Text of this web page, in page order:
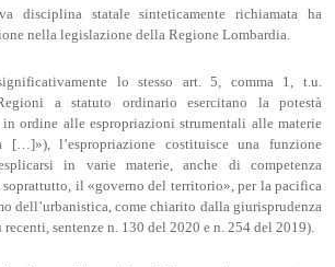
disciplina statale sinteticamente richiamata ha
nella legislazione della Regione Lombardia.
lo stesso art. 5, comma 1, t.u.
a statuto ordinario esercitano la potestà
ordine alle espropriazioni strumentali alle materie
[…]»), l’espropriazione costituisce una funzione
in varie materie, anche di competenza
soprattutto, il «governo del territorio», per la pacifica
dell’urbanistica, come chiarito dalla giurisprudenza
sentenze n. 130 del 2020 e n. 254 del 2019).